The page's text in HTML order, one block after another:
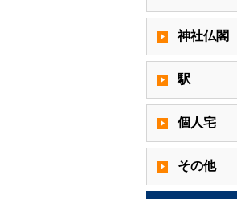
神社仏閣
駅
個人宅
その他